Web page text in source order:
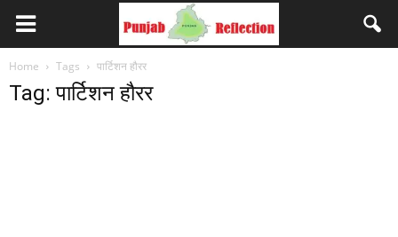
Home Tags पार्टिशन हौरर
Tag: पार्टिशन हौरर